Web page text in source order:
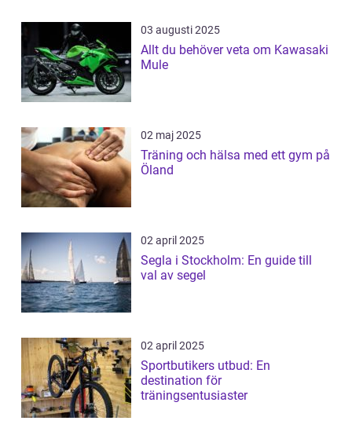
03 augusti 2025
Allt du behöver veta om Kawasaki
Mule
02 maj 2025
Träning och hälsa med ett gym på
Öland
02 april 2025
Segla i Stockholm: En guide till
val av segel
02 april 2025
Sportbutikers utbud: En
destination för
träningsentusiaster